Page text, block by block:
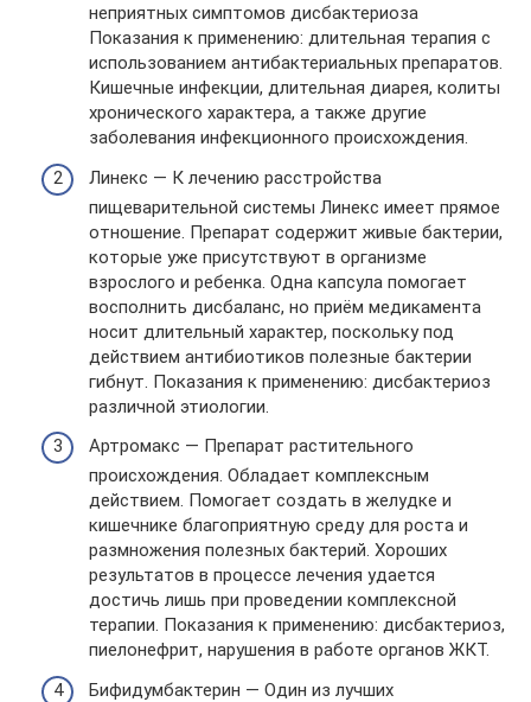
неприятных симптомов дисбактериоза
Показания к применению: длительная терапия с
использованием антибактериальных препаратов.
Кишечные инфекции, длительная диарея, колиты
хронического характера, а также другие
заболевания инфекционного происхождения.
Линекс — К лечению расстройства
пищеварительной системы Линекс имеет прямое
отношение. Препарат содержит живые бактерии,
которые уже присутствуют в организме
взрослого и ребенка. Одна капсула помогает
восполнить дисбаланс, но приём медикамента
носит длительный характер, поскольку под
действием антибиотиков полезные бактерии
гибнут. Показания к применению: дисбактериоз
различной этиологии.
Артромакс — Препарат растительного
происхождения. Обладает комплексным
действием. Помогает создать в желудке и
кишечнике благоприятную среду для роста и
размножения полезных бактерий. Хороших
результатов в процессе лечения удается
достичь лишь при проведении комплексной
терапии. Показания к применению: дисбактериоз,
пиелонефрит, нарушения в работе органов ЖКТ.
Бифидумбактерин — Один из лучших